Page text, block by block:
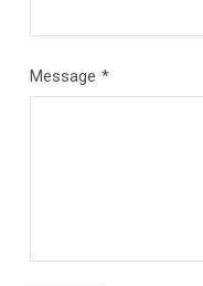
Message *